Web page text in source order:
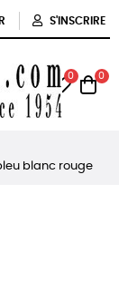
S'INSCRIRE
0 0
blanc rouge